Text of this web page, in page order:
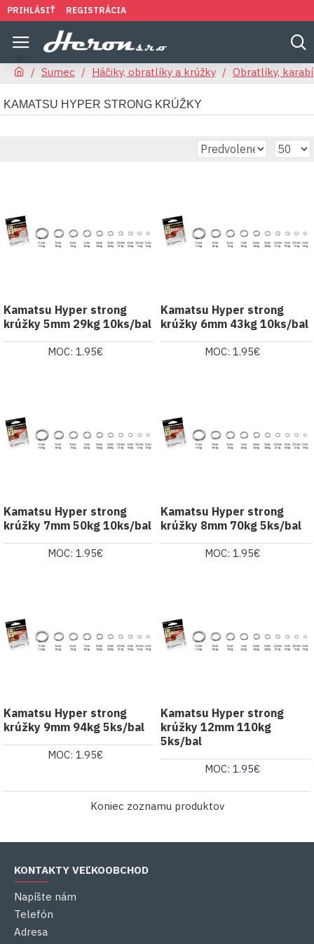
PRIHLÁSIŤ REGISTRÁCIA
Sumec Háčiky, obratlíky a krúžky Obratlíky,
KAMATSU HYPER STRONG KRÚŽKY
Kamatsu Hyper strong
krúžky 5mm 29kg 10ks/bal
MOC: 1.95€
Kamatsu Hyper strong
krúžky 6mm 43kg 10ks/bal
MOC: 1.95€
Kamatsu Hyper strong
krúžky 7mm 50kg 10ks/bal
MOC: 1.95€
Kamatsu Hyper strong
krúžky 8mm 70kg 5ks/bal
MOC: 1.95€
Kamatsu Hyper strong
krúžky 9mm 94kg 5ks/bal
MOC: 1.95€
Kamatsu Hyper strong
krúžky 12mm 110kg
5ks/bal
MOC: 1.95€
Koniec zoznamu produktov
KONTAKTY VEĽKOOBCHOD
Napíšte nám
Telefón
Adresa